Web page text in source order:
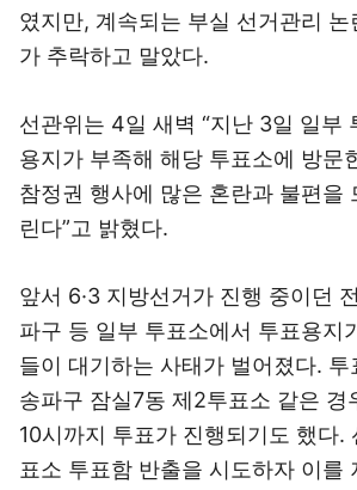
였지만, 계속되는 부실 선거관리 논
가 추락하고 말았다.
선관위는 4일 새벽 “지난 3일 일부
용지가 부족해 해당 투표소에 방문
참정권 행사에 많은 혼란과 불편을
린다”고 밝혔다.
앞서 6·3 지방선거가 진행 중이던
파구 등 일부 투표소에서 투표용지
들이 대기하는 사태가 벌어졌다.
송파구 잠실7동 제2투표소 같은 경
10시까지 투표가 진행되기도 했다.
표소 투표함 반출을 시도하자 이를